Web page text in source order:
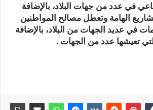
في عدد من جهات البلاد، بالإضافة
الهامة وتعطل مصالح المواطنين
في عديد الجهات من البلاد، بالإضافة
تعيشها عدد من الجهات .